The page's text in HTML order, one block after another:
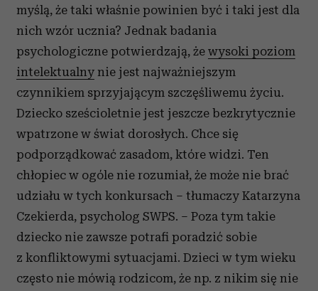
myślą, że taki właśnie powinien być i taki jest dla
nich wzór ucznia? Jednak badania
psychologiczne potwierdzają, że wysoki poziom
intelektualny nie jest najważniejszym
czynnikiem sprzyjającym szczęśliwemu życiu.
Dziecko sześcioletnie jest jeszcze bezkrytycznie
wpatrzone w świat dorosłych. Chce się
podporządkować zasadom, które widzi. Ten
chłopiec w ogóle nie rozumiał, że może nie brać
udziału w tych konkursach – tłumaczy Katarzyna
Czekierda, psycholog SWPS. – Poza tym takie
dziecko nie zawsze potrafi poradzić sobie
z konfliktowymi sytuacjami. Dzieci w tym wieku
często nie mówią rodzicom, że np. z nikim się nie